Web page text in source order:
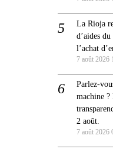
La Rioja
d’aides
l’achat
7 août 2026
Parlez-
machine
2 août.
7 août 2026